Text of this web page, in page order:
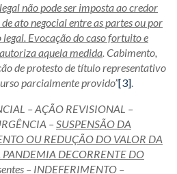
não pode ser imposta ao credor
ato negocial entre as partes ou por
Evocação do caso fortuito e
aquela medida. Cabimento,
de protesto de título representativo
parcialmente provido”[3].
– AÇÃO REVISIONAL –
–SUSPENSÃO DA
OU REDUÇÃO DO VALOR DA
DECORRENTE DO
– INDEFERIMENTO –